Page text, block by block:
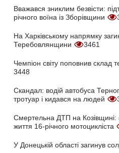
Вважався зниклим безвісти:
річного воїна із Зборівщини
На Харківському напрямку
Теребовлянщини
3461
Чемпіон світу поповнив склад
3448
Скандал: водій автобуса
тротуар і кидався на людей
Смертельна ДТП на Козівщині:
життя 16-річного мотоцикліста
У Донецькій області загинув